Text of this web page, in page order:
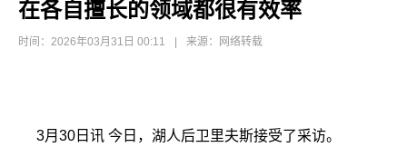
在各自擅长的领域都很有效率
时间：2026年03月31日 00:11 来源：网络转载
3月30日讯 今日，湖人后卫里夫斯接受了采访。